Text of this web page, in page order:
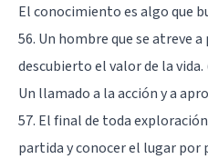
El conocimiento es algo que
56. Un hombre que se atreve
descubierto el valor de la
Un llamado a la acción y a
57. El final de toda
partida y conocer el lugar por